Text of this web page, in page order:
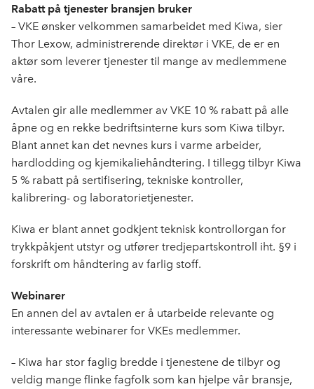
b
o
e
s
Rabatt på tjenester bransjen bruker
– VKE ønsker velkommen samarbeidet med Kiwa, sier
Thor Lexow, administrerende direktør i VKE, de er en
aktør som leverer tjenester til mange av medlemmene
våre.
Avtalen gir alle medlemmer av VKE 10 % rabatt på alle
åpne og en rekke bedriftsinterne kurs som Kiwa tilbyr.
Blant annet kan det nevnes kurs i varme arbeider,
hardlodding og kjemikaliehåndtering. I tillegg tilbyr Kiwa
5 % rabatt på sertifisering, tekniske kontroller,
kalibrering- og laboratorietjenester.
Kiwa er blant annet godkjent teknisk kontrollorgan for
trykkpåkjent utstyr og utfører tredjepartskontroll iht. §9 i
forskrift om håndtering av farlig stoff.
Webinarer
En annen del av avtalen er å utarbeide relevante og
interessante webinarer for VKEs medlemmer.
– Kiwa har stor faglig bredde i tjenestene de tilbyr og
veldig mange flinke fagfolk som kan hjelpe vår bransje,